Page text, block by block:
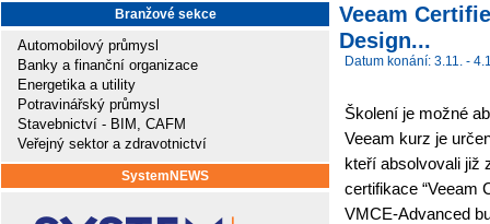
Branžové sekce
Automobilový průmysl
Banky a finanční organizace
Energetika a utility
Potravinářský průmysl
Stavebnictví - BIM, CAFM
Veřejný sektor a zdravotnictví
SystemNEWS
Veeam
Design...
Datum konání: 3.11. -
Školení je možné
Veeam kurz je
kteří absolvovali již
certifikace “Veeam
VMCE-Advanced